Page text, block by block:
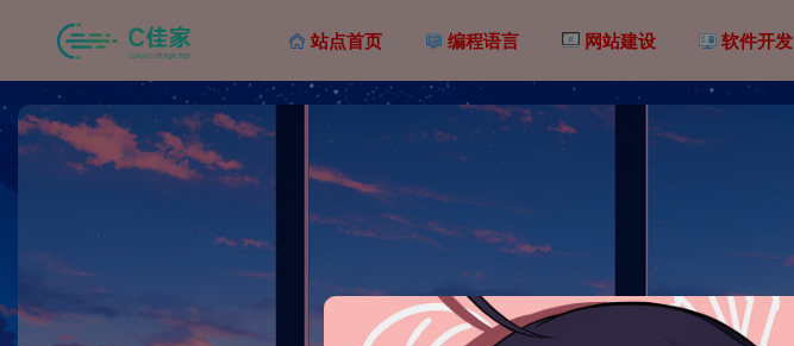
站点首页 编程语言 网站建设 软件开发